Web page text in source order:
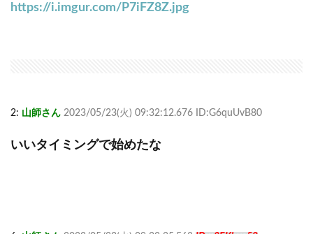
https://i.imgur.com/P7iFZ8Z.jpg
2: 山師さん 2023/05/23(火) 09:32:12.676 ID:G6quUvB80
いいタイミングで始めたな